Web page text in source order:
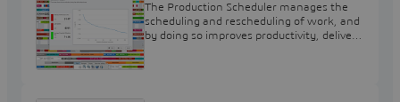
The Production Scheduler manages the
scheduling and rescheduling of work, and
by doing so improves productivity, delivery